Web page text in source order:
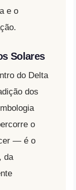
e o
Solares
do Delta
dos
o
— é o
da